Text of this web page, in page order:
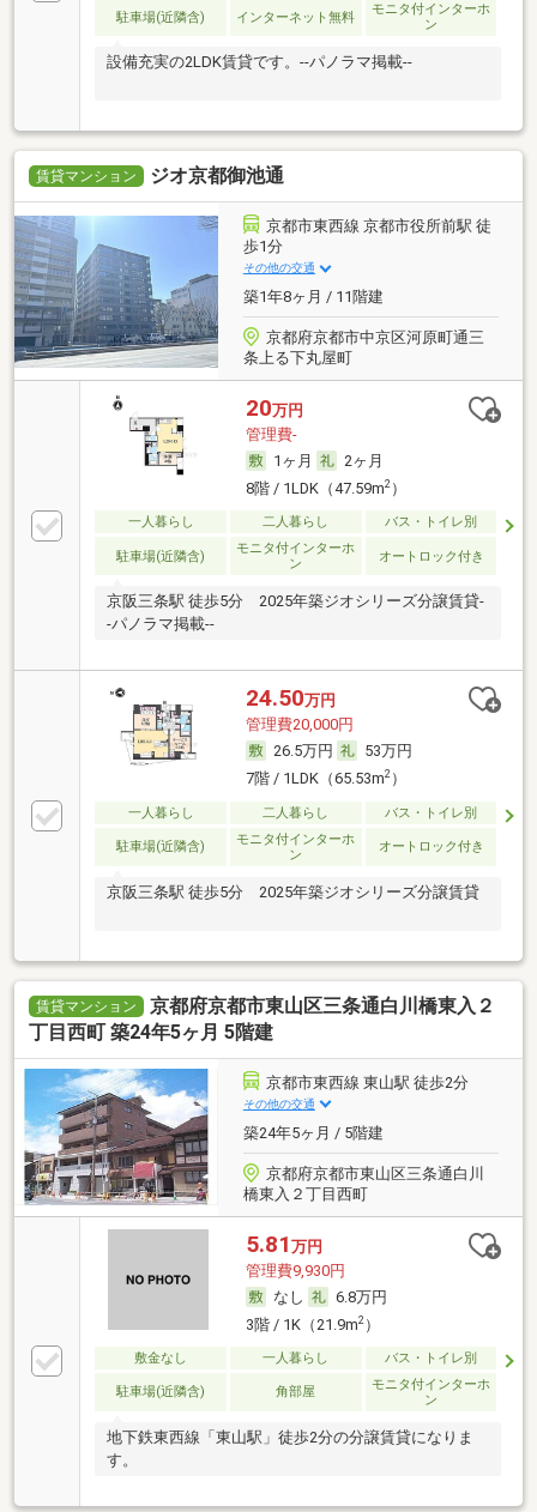
駐車場(近隣含) インターネット無料
モニタ付インターホ
ン
設備充実の2LDK賃貸です。--パノラマ掲載--
賃貸マンション ジオ京都御池通
京都市東西線 京都市役所前駅 徒
歩1分
その他の交通
築1年8ヶ月 / 11階建
京都府京都市中京区河原町通三
条上る下丸屋町
20万円
管理費-
1ヶ月
2ヶ月
8階 / 1LDK（47.59m2）
一人暮らし 二人暮らし バス・トイレ別
駐車場(近隣含)
モニタ付インターホ
ン
オートロック付き
京阪三条駅 徒歩5分 2025年築ジオシリーズ分譲賃貸-
-パノラマ掲載--
24.50万円
管理費20,000円
26.5万円
53万円
7階 / 1LDK（65.53m2）
一人暮らし 二人暮らし バス・トイレ別
駐車場(近隣含)
モニタ付インターホ
ン
オートロック付き
京阪三条駅 徒歩5分 2025年築ジオシリーズ分譲賃貸
賃貸マンション
京都府京都市東山区三条通白川橋東入２
丁目西町 築24年5ヶ月 5階建
京都市東西線 東山駅 徒歩2分
その他の交通
築24年5ヶ月 / 5階建
京都府京都市東山区三条通白川
橋東入２丁目西町
5.81 万円
管理費9,930円
なし
6.8万円
3階 / 1K（21.9m2）
敷金なし 一人暮らし バス・トイレ別
駐車場(近隣含) 角部屋
モニタ付インターホ
ン
地下鉄東西線「東山駅」徒歩2分の分譲賃貸になりま
す。